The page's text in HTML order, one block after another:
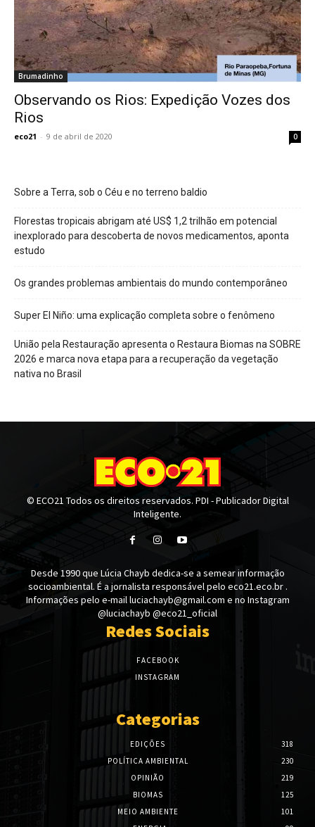
Brumadinho
Observando os Rios: Expedição Vozes dos
Rios
eco21 - 9 de abril de 2020 0
Sobre a Terra, sob o Céu e no terreno baldio
Florestas tropicais abrigam até US$ 1,2 trilhão em potencial
inexplorado para descoberta de novos medicamentos, aponta
estudo
Os grandes problemas ambientais do mundo contemporâneo
Super El Niño: uma explicação completa sobre o fenômeno
União pela Restauração apresenta o Restaura Biomas na SOBRE
2026 e marca nova etapa para a recuperação da vegetação
nativa no Brasil
© ECO21 Todos os direitos reservados. PDI - Publicador Digital
Inteligente.
Desde 1990 que Lúcia Chayb dedica-se a semear informação
socioambiental. É a jornalista responsável pelo eco21.eco.br .
Informações pelo e-mail luciachayb@gmail.com e no Instagram
@luciachayb @eco21_oficial
Redes Sociais
FACEBOOK
INSTAGRAM
Categorias
EDIÇÕES
318
POLÍTICA AMBIENTAL
230
OPINIÃO
219
BIOMAS
125
MEIO AMBIENTE
101